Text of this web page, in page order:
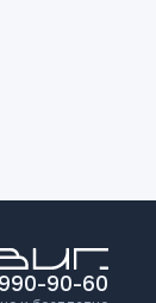
90-60